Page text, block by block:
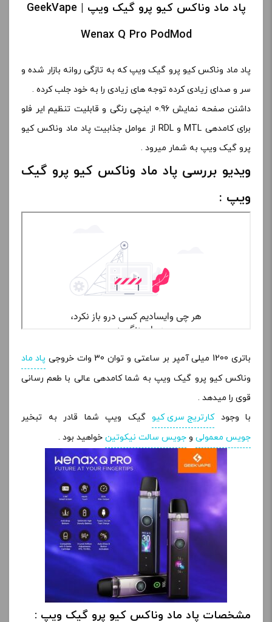
پاد ماد وناکس کیو پرو گیک ویپ | GeekVape
Wenax Q Pro PodMod
پاد ماد وناکس کیو پرو گیک ویپ که به تازگی روانه بازار شده و
سر و صدای زیادی کرده توجه های زیادی را به خود جلب کرده .
داشنن صفحه نمایش 0.96 اینچی رنگی و قابلیت تنظیم ایر فلو
برای کامدهی MTL و RDL از عوامل جذابیت پاد ماد وناکس کیو
پرو گیک ویپ به شمار میرود .
ویدیو بررسی پاد ماد وناکس کیو پرو گیک
ویپ :
باتری 1200 میلی آمپر بر ساعتی و توان 30 وات خروجی
پاد ماد
وناکس کیو پرو گیک ویپ به شما کامدهی عالی با طعم رسانی
قوی را میدهد .
با وجودکارتریج سری کیو گیک ویپ شما قادر به تبخیر
جویس معمولی و جویس سالت نیکوتین خواهید بود .
مشخصات پاد ماد وناکس کیو پرو گیک ویپ :